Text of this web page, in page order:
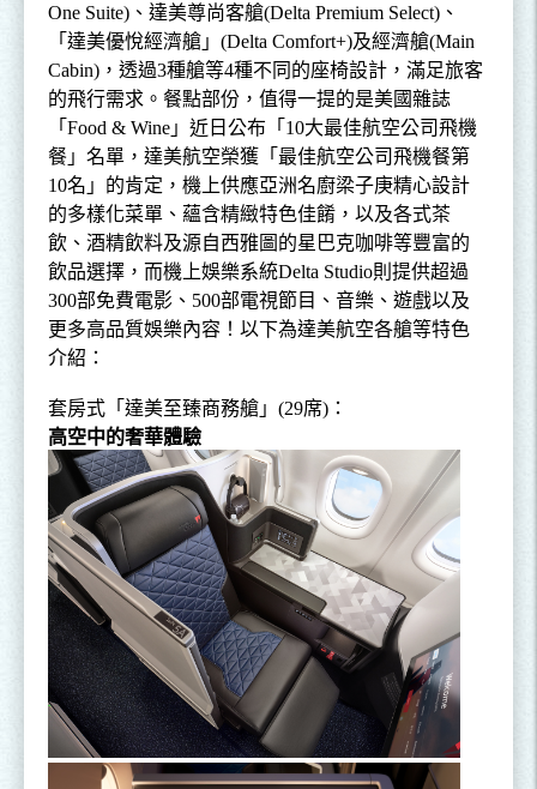
One Suite) 、達美尊尚客艙(Delta Premium Select) 、
「達美優悅經濟艙」(Delta Comfort+)及經濟艙(Main
Cabin) ，透過3種艙等4種不同的座椅設計，滿足旅客
的飛行需求。餐點部份，值得一提的是美國雜誌
「Food & Wine 」近日公布「 10大最佳航空公司飛機
餐」名單，達美航空榮獲「最佳航空公司飛機餐第
10名」的肯定，機上供應亞洲名廚梁子庚精心設計
的多樣化菜單、蘊含精緻特色佳餚，以及各式茶
飲、酒精飲料及源自西雅圖的星巴克咖啡等豐富的
飲品選擇，而機上娛樂系統Delta Studio則提供超過
300部免費電影、 500部電視節目、音樂、遊戲以及
更多高品質娛樂內容！以下為達美航空各艙等特色
介紹：
套房式「達美至臻商務艙」(29席) ：
高空中的奢華體驗